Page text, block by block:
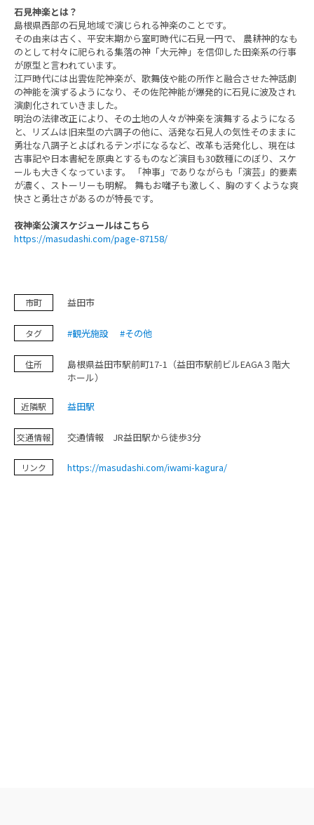
旅プラン
フォトダウンロード（無料）
プライバシーポリシー
サイトポリシー
運営団体
石見神楽とは？
島根県西部の石見地域で演じられる神楽のことです。
その由来は古く、平安末期から室町時代に石見一円で、 農耕神的なも
のとして村々に祀られる集落の神「大元神」を信仰した田楽系の行事
が原型と言われています。
江戸時代には出雲佐陀神楽が、歌舞伎や能の所作と融合させた神話劇
の神能を演ずるようになり、その佐陀神能が爆発的に石見に波及され
演劇化されていきました。
明治の法律改正により、その土地の人々が神楽を演舞するようになる
と、リズムは旧来型の六調子の他に、活発な石見人の気性そのままに
勇壮な八調子とよばれるテンポになるなど、改革も活発化し、現在は
古事記や日本書紀を原典とするものなど演目も30数種にのぼり、スケ
ールも大きくなっています。 「神事」でありながらも「演芸」的要素
が濃く、ストーリーも明解。 舞もお囃子も激しく、胸のすくような爽
快さと勇壮さがあるのが特長です。
夜神楽公演スケジュールはこちら
https://masudashi.com/page-87158/
市町 益田市
タグ #観光施設 #その他
住所
島根県益田市駅前町17-1（益田市駅前ビルEAGA３階大
ホール）
近隣駅 益田駅
交通情報 交通情報 JR益田駅から徒歩3分
リンク https://masudashi.com/iwami-kagura/